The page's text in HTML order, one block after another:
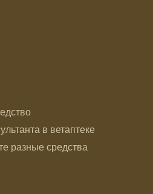
в ветаптеке
разные средства